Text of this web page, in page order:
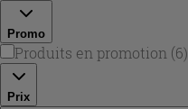
Promo
Produits en promotion (6)
Prix